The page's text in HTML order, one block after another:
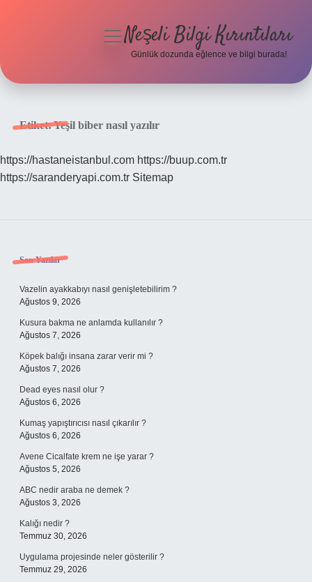
Hakkımızda
menüyüNeşeli Bilgi Kırıntıları
Günlük dozunda eğlence ve bilgi burada!
Etiket:Yeşil biber nasıl yazılır
https://hastaneistanbul.com https://buup.com.tr
https://saranderyapi.com.tr Sitemap
Sidebar
Son Yazılar
Vazelin ayakkabıyı nasıl genişletebilirim ?
Ağustos 9, 2026
Kusura bakma ne anlamda kullanılır ?
Ağustos 7, 2026
Köpek balığı insana zarar verir mi ?
Ağustos 7, 2026
Dead eyes nasıl olur ?
Ağustos 6, 2026
Kumaş yapıştırıcısı nasıl çıkarılır ?
Ağustos 6, 2026
Avene Cicalfate krem ne işe yarar ?
Ağustos 5, 2026
ABC nedir araba ne demek ?
Ağustos 3, 2026
Kalığı nedir ?
Temmuz 30, 2026
Uygulama projesinde neler gösterilir ?
Temmuz 29, 2026